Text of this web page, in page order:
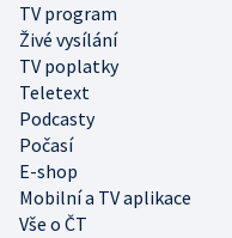
TV program
Živé vysílání
TV poplatky
Teletext
Podcasty
Počasí
E-shop
Mobilní a TV aplikace
Vše o ČT